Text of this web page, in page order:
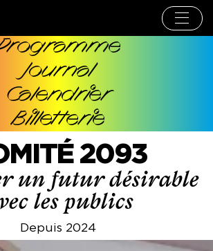
Journal
Calendrier
Billetterie
2093
un futur désirable
les publics
Depuis 2024